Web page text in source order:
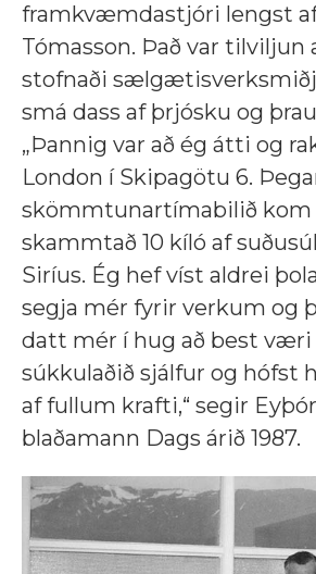
framkvæmdastjóri lengst
Tómasson. Það var tilviljun
stofnaði
smá dass af þrjósku og
„Þannig var að ég átti og
London í Skipagötu 6.
skömmtunartímabilið kom
skammtað 10 kíló af
Siríus. Ég hef víst aldrei
segja mér fyrir verkum og
datt mér í hug að best væri
súkkulaðið sjálfur og hófst
af fullum krafti,“ segir
blaðamann Dags árið 1987.